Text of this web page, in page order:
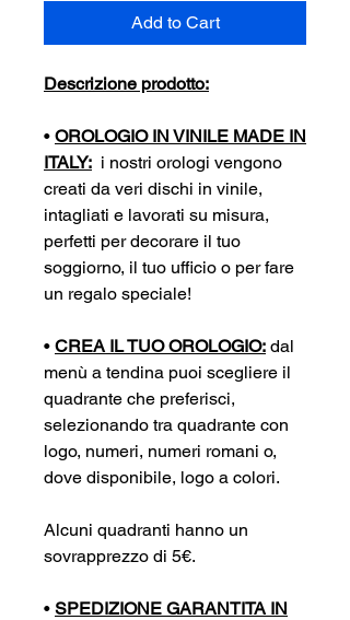
Add to Cart
Descrizione prodotto:
• OROLOGIO IN VINILE MADE IN
ITALY: i nostri orologi vengono
creati da veri dischi in vinile,
intagliati e lavorati su misura,
perfetti per decorare il tuo
soggiorno, il tuo ufficio o per fare
un regalo speciale!
• CREA IL TUO OROLOGIO: dal
menù a tendina puoi scegliere il
quadrante che preferisci,
selezionando tra quadrante con
logo, numeri, numeri romani o,
dove disponibile, logo a colori.
Alcuni quadranti hanno un
sovrapprezzo di 5€.
• SPEDIZIONE GARANTITA IN